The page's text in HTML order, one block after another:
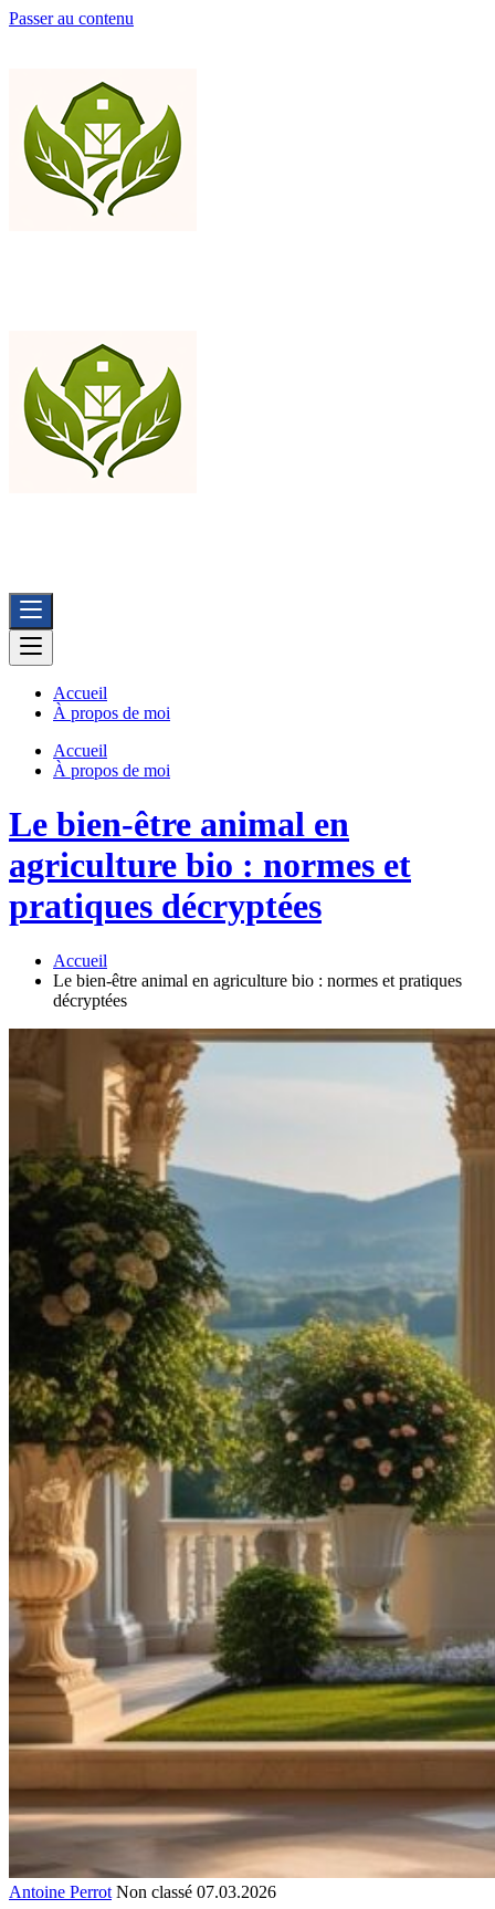
Passer au contenu
Accueil
À propos de moi
Accueil
À propos de moi
Le bien-être animal en
agriculture bio : normes et
pratiques décryptées
Accueil
Le bien-être animal en agriculture bio : normes et pratiques
décryptées
Antoine Perrot Non classé 07.03.2026